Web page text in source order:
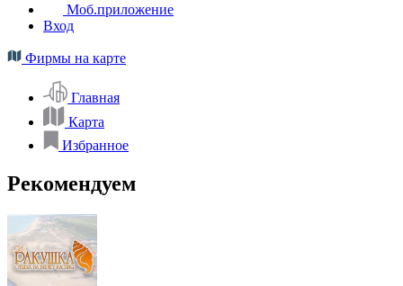
Моб.приложение
Вход
Фирмы на карте
Главная
Карта
Избранное
Рекомендуем